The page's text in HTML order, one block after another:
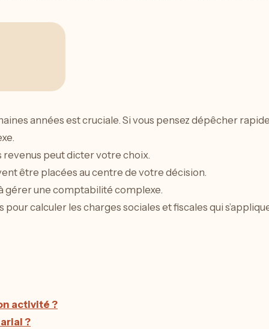
années est cruciale. Si vous pensez dépêcher
peut dicter votre choix.
être placées au centre de votre décision.
gérer une comptabilité complexe.
calculer les charges sociales et fiscales qui
activité ?
?